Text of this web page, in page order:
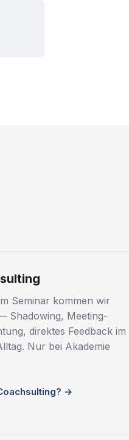
Seminar kommen wir
Shadowing, Meeting-
direktes Feedback im
Nur bei Akademie
→